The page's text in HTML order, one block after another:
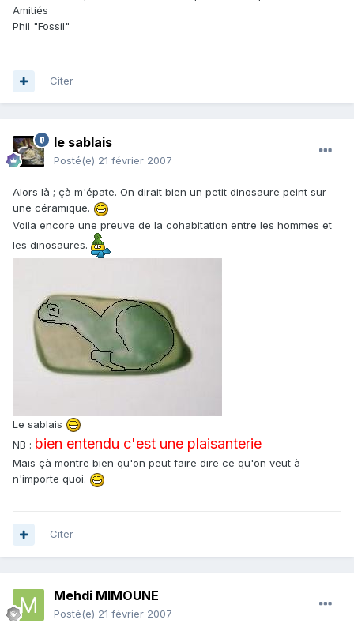
Amitiés
Phil "Fossil"
Citer
le sablais
Posté(e) 21 février 2007
Alors là ; çà m'épate. On dirait bien un petit dinosaure peint sur
une céramique.
Voila encore une preuve de la cohabitation entre les hommes et
les dinosaures.
Le sablais
NB : bien entendu c'est une plaisanterie
Mais çà montre bien qu'on peut faire dire ce qu'on veut à
n'importe quoi.
Citer
Mehdi MIMOUNE
Posté(e) 21 février 2007